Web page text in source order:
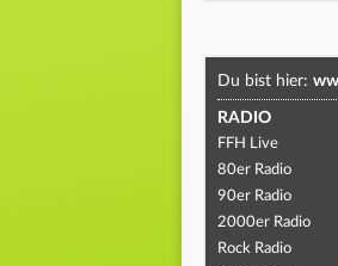
Du bist hier:
RADIO
FFH Live
80er Radio
90er Radio
2000er Radio
Rock Radio